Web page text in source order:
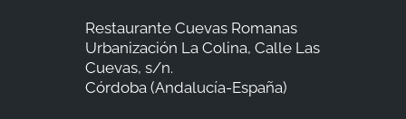
Restaurante Cuevas Romanas
Urbanización La Colina, Calle Las
Cuevas, s/n.
Córdoba (Andalucía-España)